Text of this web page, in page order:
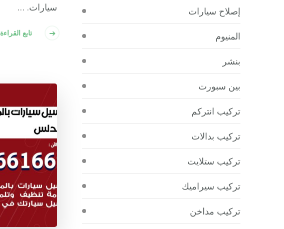
سيارات. …
تابع القراءة
إصلاح سيارات
المنيوم
بنشر
بين سبورت
تركيب انتركم
تركيب بدالات
تركيب ستلايت
تركيب سيراميك
تركيب مداخن